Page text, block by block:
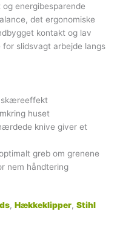
energibesparende
det ergonomiske
kontakt og lav
slidsvagt arbejde langs
skæreeffekt
huset
knive giver et
greb om grenene
nem håndtering
, Hækkeklipper, Stihl